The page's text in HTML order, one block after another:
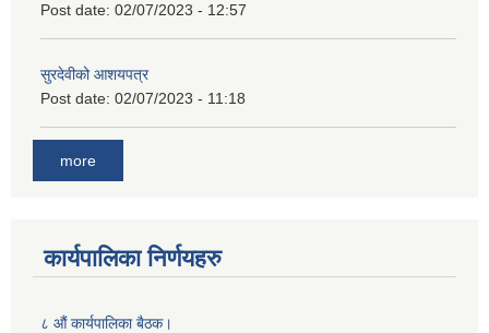
Post date: 02/07/2023 - 12:57
सुरदेवीको आशयपत्र
Post date: 02/07/2023 - 11:18
more
कार्यपालिका निर्णयहरु
८ औं कार्यपालिका बैठक।